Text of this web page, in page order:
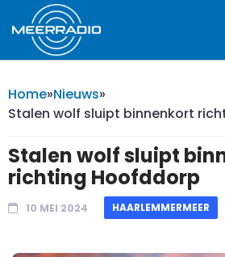
Home»Nieuws»
Stalen wolf sluipt binnenkort
Stalen wolf sluipt
richting Hoofddorp
10 MEI 2024 HAARLEMMERMEER